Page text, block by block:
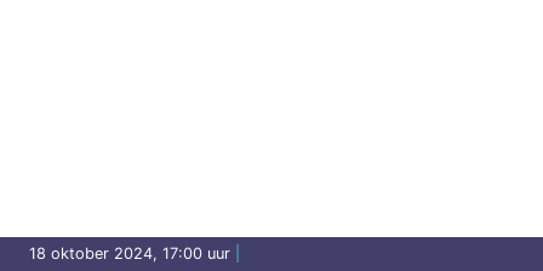
18 oktober 2024, 17:00 uur